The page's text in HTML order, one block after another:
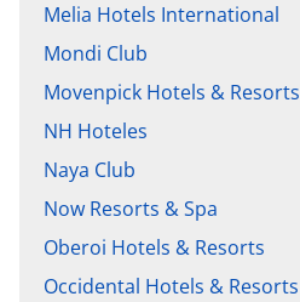
Melia Hotels International
Mondi Club
Movenpick Hotels & Resorts
NH Hoteles
Naya Club
Now Resorts & Spa
Oberoi Hotels & Resorts
Occidental Hotels & Resorts